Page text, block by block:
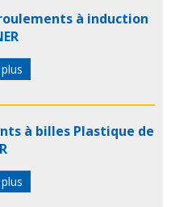
à induction
à billes Plastique de